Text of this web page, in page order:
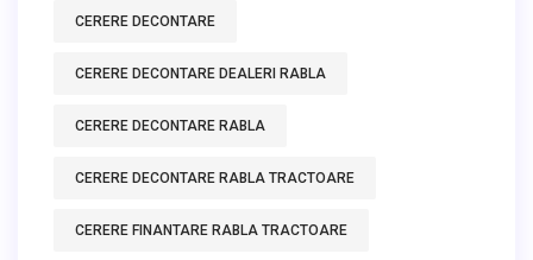
CERERE DECONTARE
CERERE DECONTARE DEALERI RABLA
CERERE DECONTARE RABLA
CERERE DECONTARE RABLA TRACTOARE
CERERE FINANTARE RABLA TRACTOARE